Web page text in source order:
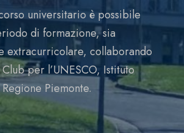
universitario è possibile
di formazione, sia
extracurricolare, collaborando
per l’UNESCO, Istituto
Piemonte.